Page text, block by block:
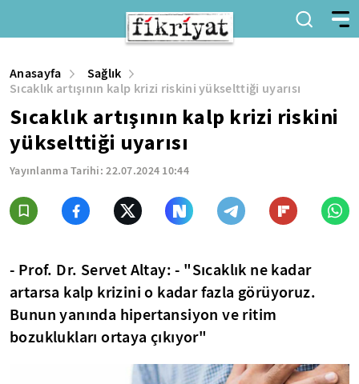
Anasayfa
Sağlık
Sıcaklık artışının kalp krizi riskini yükselttiği uyarısı
Sıcaklık artışının kalp krizi riskini
yükselttiği uyarısı
Yayınlanma Tarihi:22.07.2024 10:44
- Prof. Dr. Servet Altay: - "Sıcaklık ne kadar
artarsa kalp krizini o kadar fazla görüyoruz.
Bunun yanında hipertansiyon ve ritim
bozuklukları ortaya çıkıyor"